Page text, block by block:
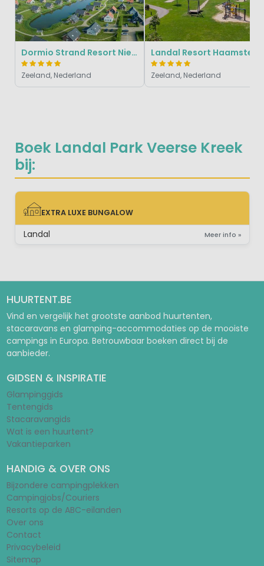
Boek Landal Park Veerse Kreek
bij:
EXTRA LUXE BUNGALOW
EXTRA LUXE BUNGALOW
Landal Meer info »
Dormio Strand Resort Nieuwvliet-Bad
Zeeland, Nederland
Landal Resort Haamstede
Zeeland, Nederland
HUURTENT.BE
Vind en vergelijk het grootste aanbod huurtenten,
stacaravans en glamping-accommodaties op de mooiste
campings in Europa. Betrouwbaar boeken direct bij de
aanbieder.
GIDSEN & INSPIRATIE
Glampinggids
Tentengids
Stacaravangids
Wat is een huurtent?
Vakantieparken
HANDIG & OVER ONS
Bijzondere campingplekken
Campingjobs/Couriers
Resorts op de ABC-eilanden
Over ons
Contact
Privacybeleid
Sitemap